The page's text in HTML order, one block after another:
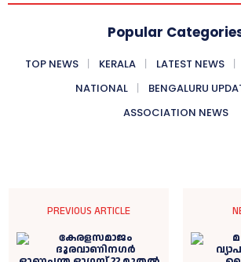
Popular
TOP NEWS KERALA LATEST NEWS
NATIONAL
BENGALURU
ASSOCIATION NEWS
PREVIOUS ARTICLE